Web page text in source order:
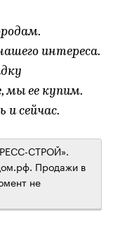
интереса.
мы ее купим.
и сейчас.
СТРОЙ».
Продажи в
не